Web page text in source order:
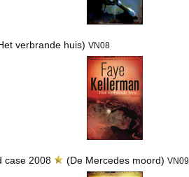
verbrande huis)VN08
case 2008 (De Mercedes moord)VN09